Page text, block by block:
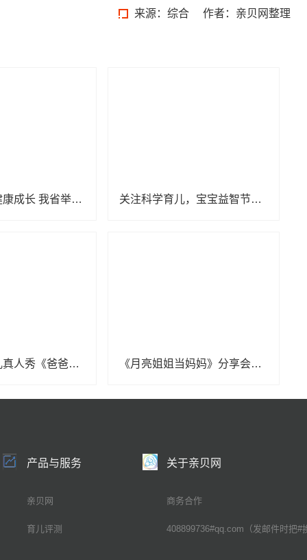
来源：综合 作者：亲贝网整理
呵护婴幼儿健康成长 我省举办托育服务宣传活动 关注科学育儿，宝宝益智节目《528宝宝智趣欢乐汇》定档
男性全职育儿真人秀《爸爸当家2》5月8日开播 《月亮姐姐当妈妈》分享会，月亮姐姐、凯叔、孙茜畅聊育儿心经
产品与服务
亲贝网
育儿评测
关于亲贝网
商务合作
408899736#qq.com（发邮件时把